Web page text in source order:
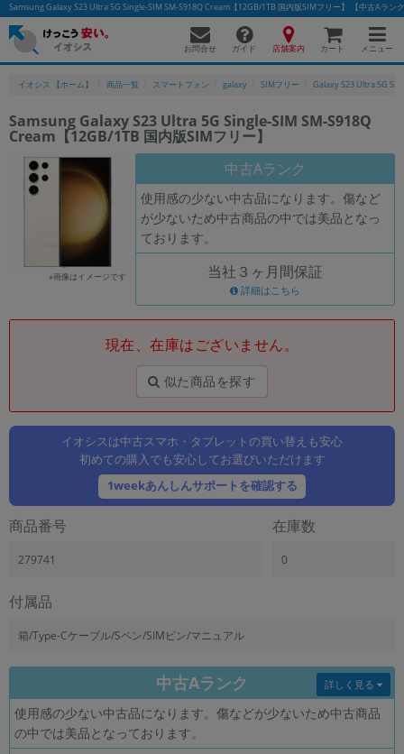
Samsung Galaxy S23 Ultra 5G Single-SIM SM-S918Q Cream【12GB/1TB 国内版SIMフリー】 【中古Aラ
お問合せ ガイド 店舗案内 カート メニュー
イオシス 【ホーム】 商品一覧 スマートフォン galaxy SIMフリー Galaxy S23 Ultra 5G
Samsung Galaxy S23 Ultra 5G Single-SIM SM-S918Q
Cream【12GB/1TB 国内版SIMフリー】
※画像はイメージです
中古Aランク
使用感の少ない中古品になります。傷など
が少ないため中古商品の中では美品となっ
ております。
当社３ヶ月間保証
詳細はこちら
現在、在庫はございません。
似た商品を探す
イオシスは中古スマホ・タブレットの買い替えも安心
初めての購入でも安心してお選びいただけます
1weekあんしんサポートを確認する
商品番号
279741
在庫数
0
付属品
箱/Type-Cケーブル/Sペン/SIMピン/マニュアル
中古Aランク
使用感の少ない中古品になります。傷などが少ないため中古商品
の中では美品となっております。
詳しく見る
かんたんパソコン検索に切り替える
除外ワード
人気の検索ワード： Let's note
「スマートフォン」「タブレット」など
メーカー
製造、販売メーカーの絞り込み
機能・特徴
商品の搭載機能による絞り込み
商品状態の絞り込み
CPUの絞り込み
OS